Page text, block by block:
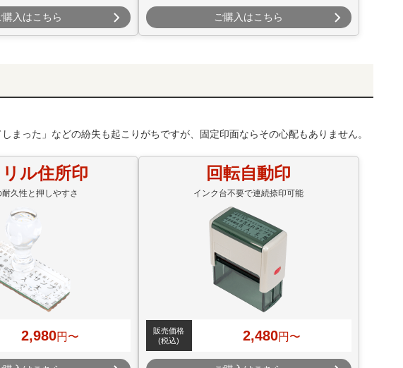
購入はこちら ご購入はこちら
った」などの紛失も起こりがちですが、固定印面ならその心配もありません。
ル住所印
久性と押しやすさ
2,980円〜
回転自動印
インク台不要で連続捺印可能
販売価格
(税込)
2,480円〜